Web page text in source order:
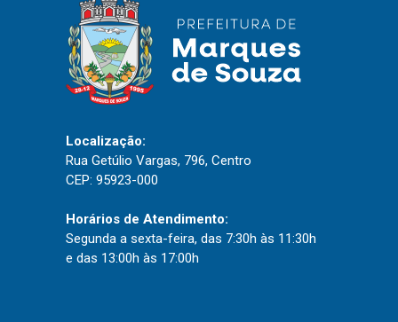
Portal do Servidor
Publicações
Diário Oficial (Novo)
Diário Oficial (Até 30/04)
Processo Seletivo
Seletivo Simplificado
Localização:
Rua Getúlio Vargas, 796, Centro
CEP: 95923-000
Horários de Atendimento:
Segunda a sexta-feira, das 7:30h às 11:30h
e das 13:00h às 17:00h